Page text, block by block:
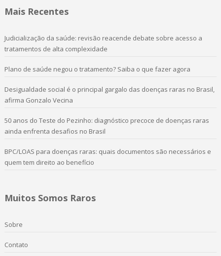
Mais Recentes
Judicialização da saúde: revisão reacende debate sobre acesso a
tratamentos de alta complexidade
Plano de saúde negou o tratamento? Saiba o que fazer agora
Desigualdade social é o principal gargalo das doenças raras no Brasil,
afirma Gonzalo Vecina
50 anos do Teste do Pezinho: diagnóstico precoce de doenças raras
ainda enfrenta desafios no Brasil
BPC/LOAS para doenças raras: quais documentos são necessários e
quem tem direito ao benefício
Muitos Somos Raros
Sobre
Contato